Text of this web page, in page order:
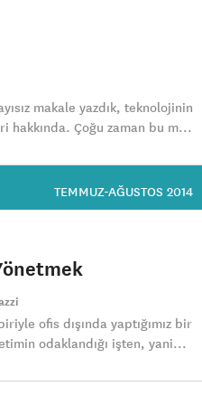
makale yazdık, teknolojinin
Çoğu zaman bu m...
TEMMUZ-AĞUSTOS 2014
ofis dışında yaptığımız bir
odaklandığı işten, yani...